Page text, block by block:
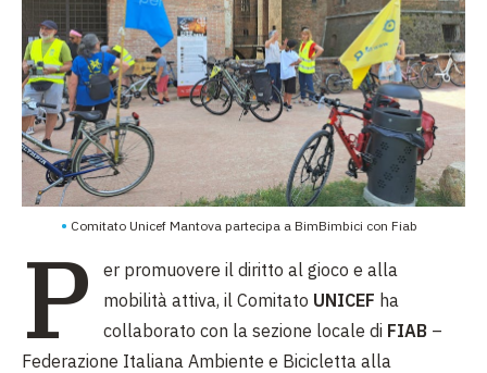
Comitato Unicef Mantova partecipa a BimBimbici con Fiab
P
er promuovere il diritto al gioco e alla
mobilità attiva, il Comitato UNICEF ha
collaborato con la sezione locale di FIAB –
Federazione Italiana Ambiente e Bicicletta alla